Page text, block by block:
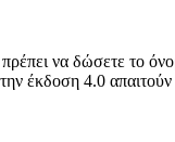
να δώσετε το
έκδοση 4.0 απαιτούν